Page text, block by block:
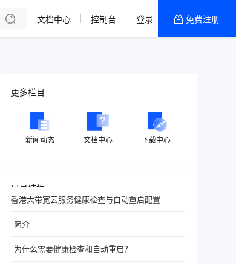
香港精品CN2云
文档中心 控制台 登录 免费注册
更多栏目
新闻动态 文档中心 下载中心
目录结构
香港大带宽云服务健康检查与自动重启配置
简介
为什么需要健康检查和自动重启？